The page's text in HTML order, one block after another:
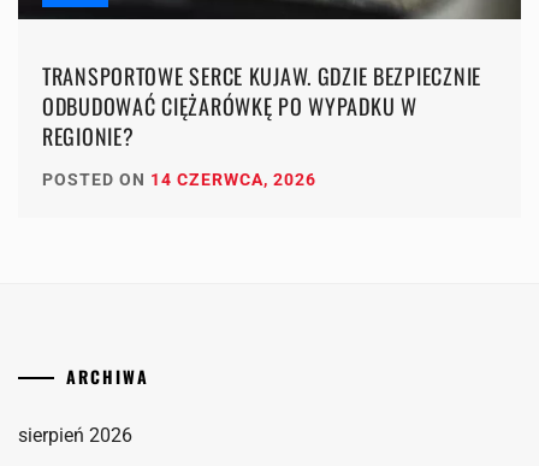
TRANSPORTOWE SERCE KUJAW. GDZIE BEZPIECZNIE
ODBUDOWAĆ CIĘŻARÓWKĘ PO WYPADKU W
REGIONIE?
POSTED ON 14 CZERWCA, 2026
ARCHIWA
sierpień 2026